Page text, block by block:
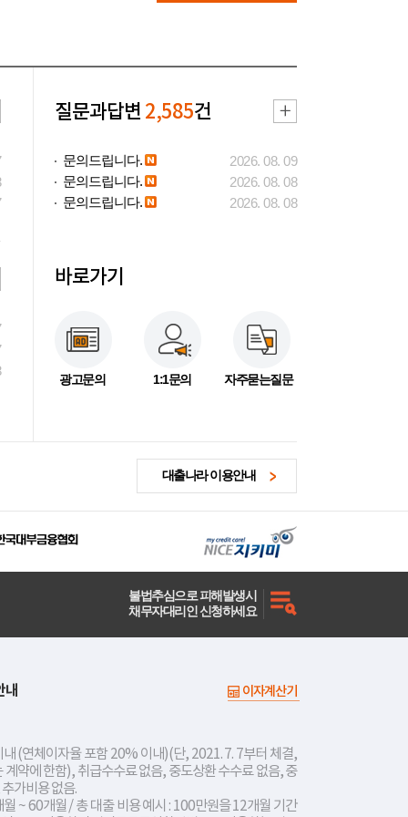
질문과답변 2,585건
문의드립니다.
2026. 08. 09
문의드립니다.
2026. 08. 08
문의드립니다.
2026. 08. 08
바로가기
광고문의 1:1문의 자주묻는질문
대출나라 이용안내
불법추심으로 피해발생시
채무자대리인 신청하세요
내 이자계산기
(연체이자율 포함 20% 이내)(단, 2021. 7. 7부터 체결,
계약에 한함), 취급수수료 없음, 중도상환 수수료 없음, 중
가비용 없음.
월 ~ 60개월 / 총 대출 비용 예시 : 100만원을 12개월 기간